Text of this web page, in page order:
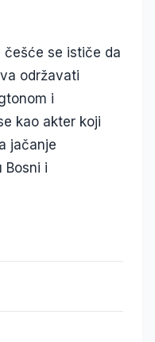
češće se ističe da
održavati
i
kao akter koji
jačanje
Bosni i